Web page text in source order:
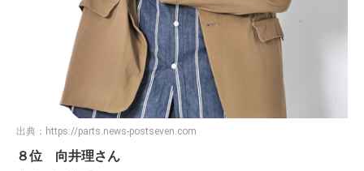
出典： https://parts.news-postseven.com
８位 向井理さん